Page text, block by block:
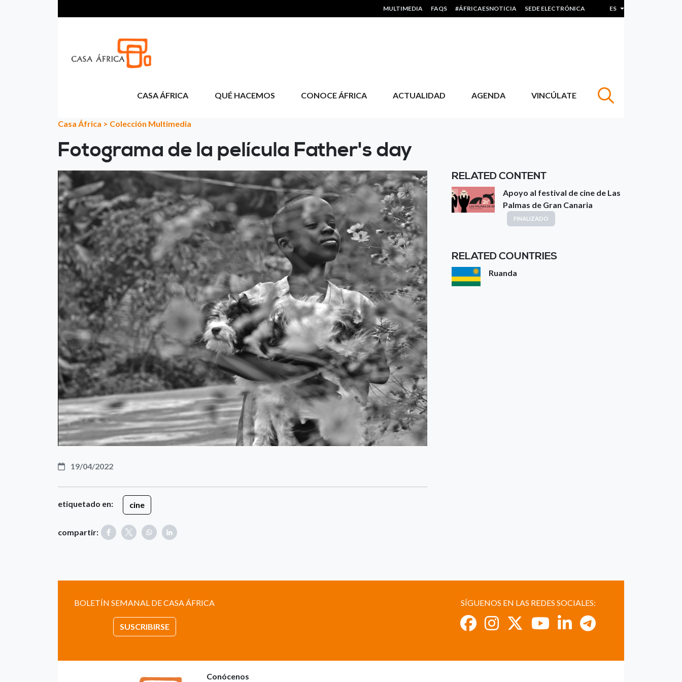
HEADER MENU
MULTIMEDIA FAQS #ÁFRICAESNOTICIA SEDE ELECTRÓNICA ES Lista adicional de
CASA ÁFRICA QUÉ HACEMOS CONOCE ÁFRICA ACTUALIDAD AGENDA VINCÚLATE
Casa África > Colección Multimedia
Fotograma de la película Father's day
19/04/2022
etiquetado en: cine
compartir:
RELATED CONTENT
Apoyo al festival de cine de Las
Palmas de Gran Canaria
FINALIZADO
RELATED COUNTRIES
Ruanda
BOLETÍN SEMANAL DE CASA ÁFRICA
SUSCRIBIRSE
SÍGUENOS EN LAS REDES SOCIALES:
Conócenos